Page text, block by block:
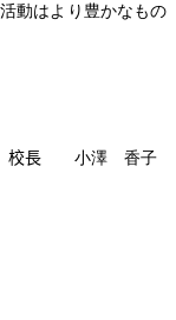
動はより豊かなもの
校長 小澤 香子